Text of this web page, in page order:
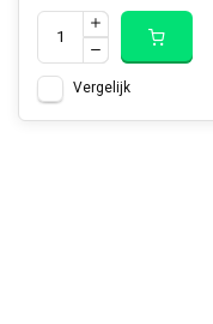
Vergelijk